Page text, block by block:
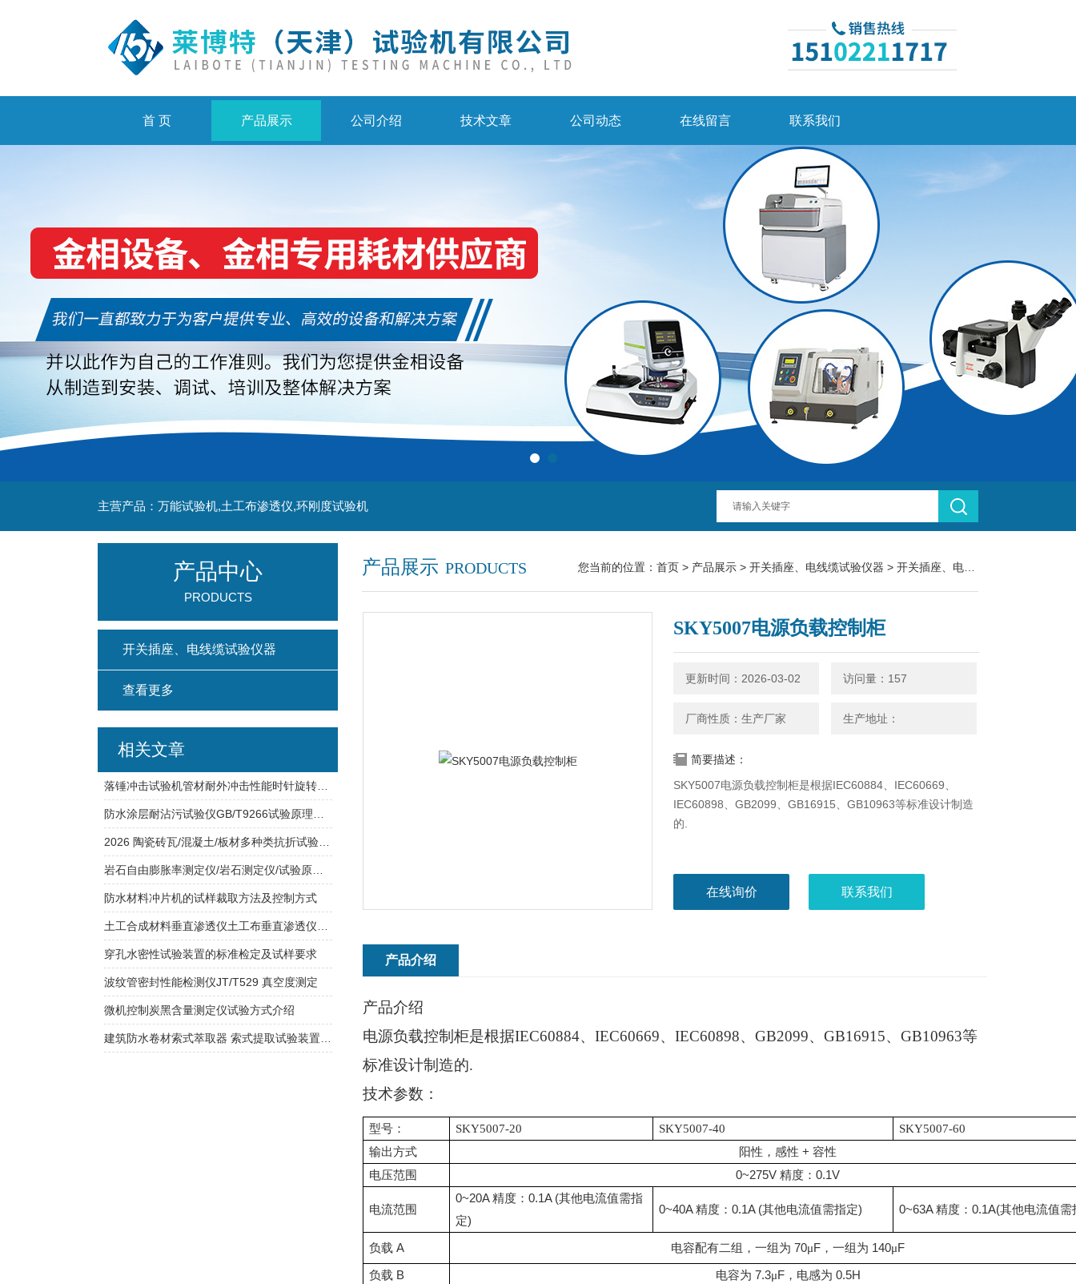
首 页 产品展示 公司介绍 技术文章 公司动态 在线留言 联系我们
主营产品：万能试验机,土工布渗透仪,环刚度试验机
产品展示 PRODUCTS 您当前的位置： 首页 > 产品展示 > 开关插座、电线缆试验仪器 > 开关插座、电线电缆试验仪器
SKY5007电源负载控制柜
更新时间：2026-03-02 访问量：157
厂商性质：生产厂家 生产地址：
简要描述：
SKY5007电源负载控制柜是根据IEC60884、IEC60669、
IEC60898、GB2099、GB16915、GB10963等标准设计制造
的.
在线询价 联系我们
产品介绍
产品介绍
电源负载控制柜是根据IEC60884、IEC60669、IEC60898、GB2099、GB16915、GB10963等
标准设计制造的.
技术参数：
型号： SKY5007-20 SKY5007-40
SKY5007-60
输出方式
阳性，感性 + 容性
电压范围
0~275V 精度： 0.1V
电流范围
0~20A精度： 0.1A (其他电流值需指
定)
0~40A精度： 0.1A (其他电流值需指定) 0~63A精度： 0.1A(其他电流值需
负载 A 电容配有二组，一组为 70μF ，一组为 140μF
负载 B 电容为 7.3μF，电感为 0.5H
产品中心
PRODUCTS
开关插座、电线缆试验仪器
查看更多
相关文章
落锤冲击试验机管材耐外冲击性能时针旋转法的操作方法
2026 陶瓷砖瓦/混凝土/板材多种类抗折试验机(多功能型、数显型) 优质品牌推荐
岩石自由膨胀率测定仪/岩石测定仪/试验原理/操作步骤/注意事项
防水材料冲片机的试样裁取方法及控制方式
穿孔水密性试验装置的标准检定及试样要求
波纹管密封性能检测仪JT/T529 真空度测定
微机控制炭黑含量测定仪试验方式介绍
建筑防水卷材索式萃取器 索式提取试验装置技术参数